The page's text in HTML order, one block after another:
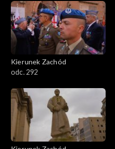
Kierunek Zachód
odc. 292